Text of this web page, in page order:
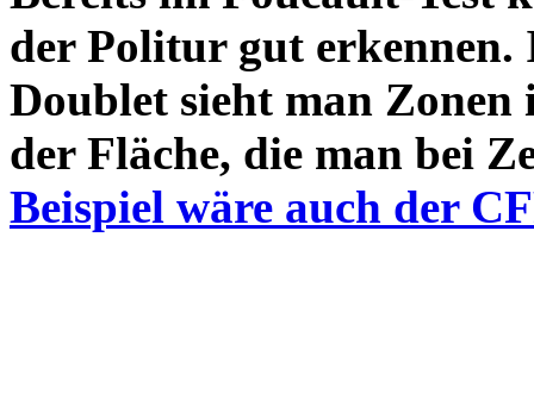
der Politur gut
Doublet sieht man Zonen
der Fläche, die man bei
Beispiel wäre auch der